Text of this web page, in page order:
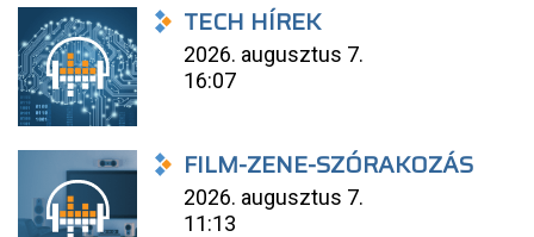
TECH HÍREK
2026. augusztus 7.
16:07
FILM-ZENE-SZÓRAKOZÁS
2026. augusztus 7.
11:13